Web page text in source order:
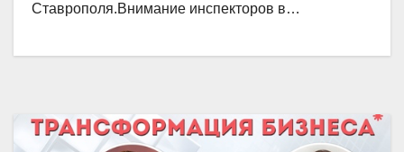
Ставрополя.Внимание инспекторов в…